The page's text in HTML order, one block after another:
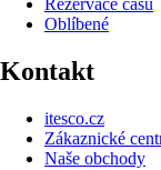
Rezervace času
Oblíbené
Kontakt
itesco.cz
Zákaznické
Naše obchody